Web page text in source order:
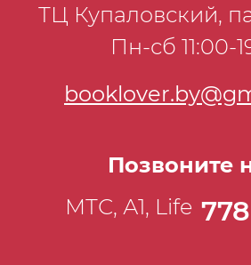
ТЦ Купаловский,
Пн-сб 11:00-
Позвоните
МТС, А1, Life